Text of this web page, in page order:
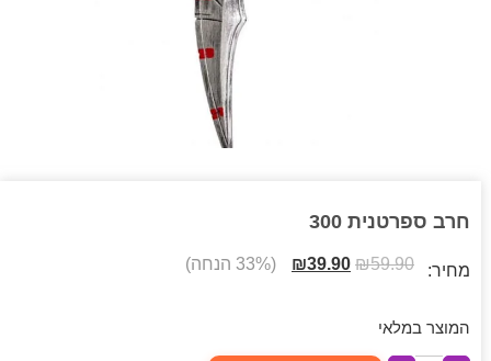
חרב ספרטנית 300
מחיר: ₪59.90
₪39.90 (33% הנחה)
המוצר במלאי